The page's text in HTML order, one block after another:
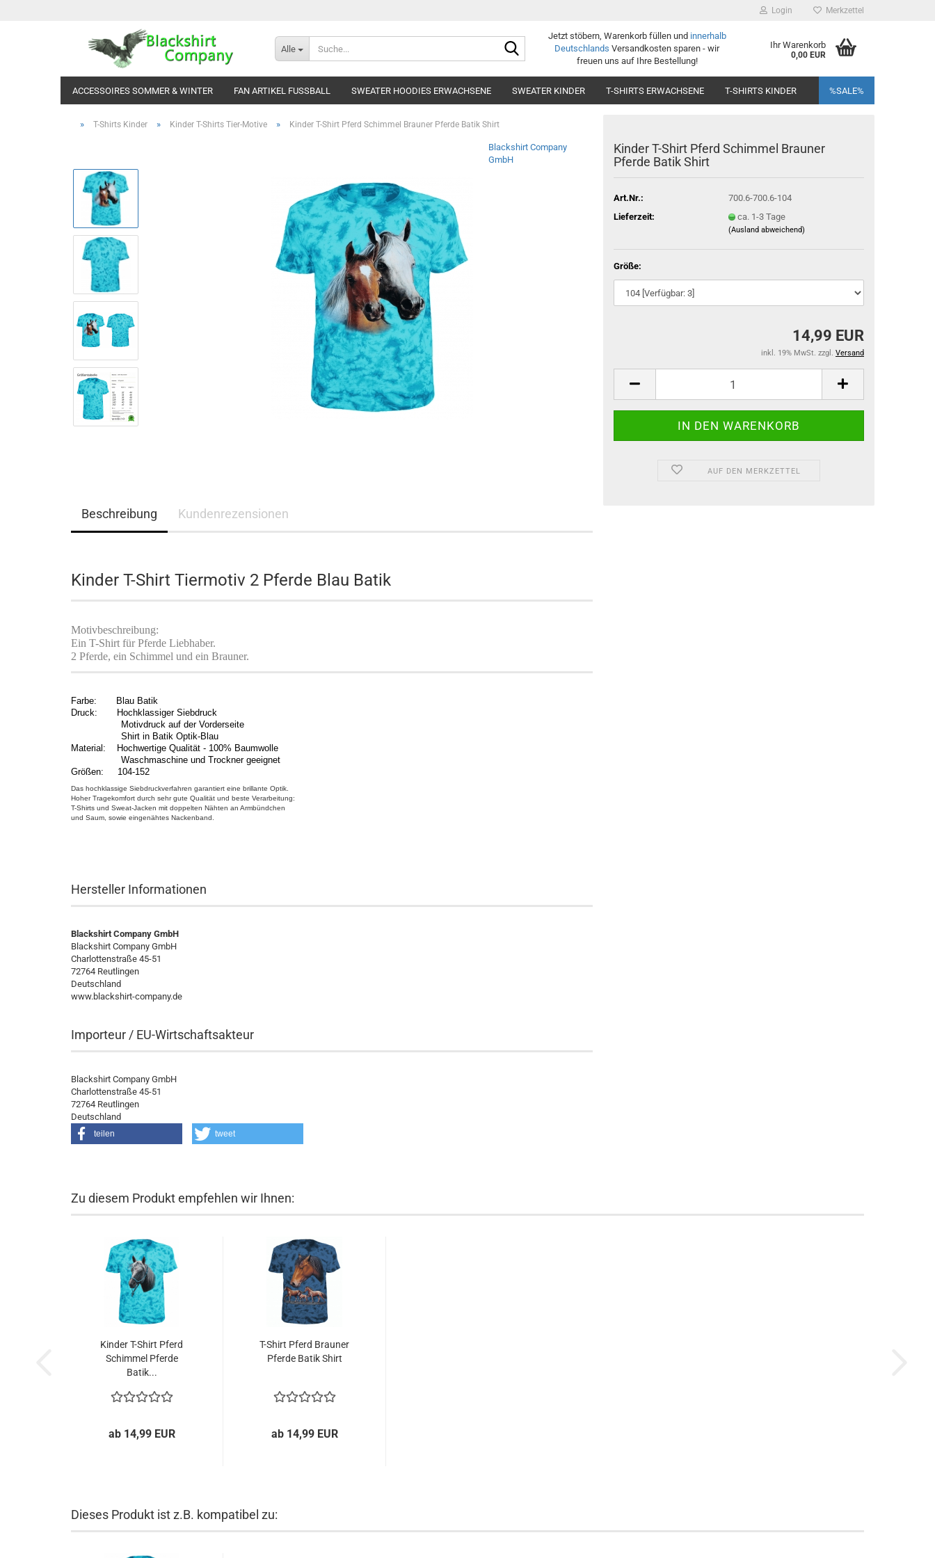
Login Merkzettel
Alle
Suche...
Jetzt stöbern, Warenkorb füllen und innerhalb
Deutschlands Versandkosten sparen - wir
freuen uns auf Ihre Bestellung!
Ihr Warenkorb
0,00 EUR
ACCESSOIRES SOMMER & WINTER FAN ARTIKEL FUSSBALL SWEATER HOODIES ERWACHSENE SWEATER KINDER T-SHIRTS ERWACHSENE T-SHIRTS KINDER %SALE%
» T-Shirts Kinder » Kinder T-Shirts Tier-Motive » Kinder T-Shirt Pferd Schimmel Brauner Pferde Batik Shirt
Blackshirt Company
GmbH
Kinder T-Shirt Pferd Schimmel Brauner
Pferde Batik Shirt
Art.Nr.:
700.6-700.6-104
Lieferzeit:
ca. 1-3 Tage
(Ausland abweichend)
Größe:
14,99 EUR
inkl. 19% MwSt. zzgl. Versand
AUF DEN MERKZETTEL
Beschreibung Kundenrezensionen
Kinder T-Shirt Tiermotiv 2 Pferde Blau Batik
Motivbeschreibung:
Ein T-Shirt für Pferde Liebhaber.
2 Pferde, ein Schimmel und ein Brauner.
Farbe: Blau Batik
Druck: Hochklassiger Siebdruck
Motivdruck auf der Vorderseite
Shirt in Batik Optik-Blau
Material: Hochwertige Qualität - 100% Baumwolle
Waschmaschine und Trockner geeignet
Größen: 104-152
Das hochklassige Siebdruckverfahren garantiert eine brillante Optik.
Hoher Tragekomfort durch sehr gute Qualität und beste Verarbeitung:
T-Shirts und Sweat-Jacken mit doppelten Nähten an Armbündchen
und Saum, sowie eingenähtes Nackenband.
Hersteller Informationen
Blackshirt Company GmbH
Blackshirt Company GmbH
Charlottenstraße 45-51
72764 Reutlingen
Deutschland
www.blackshirt-company.de
Importeur / EU-Wirtschaftsakteur
Blackshirt Company GmbH
Charlottenstraße 45-51
72764 Reutlingen
Deutschland
teilen tweet
Zu diesem Produkt empfehlen wir Ihnen:
Kinder T-Shirt Pferd
Schimmel Pferde
Batik...
ab 14,99 EUR
T-Shirt Pferd Brauner
Pferde Batik Shirt
ab 14,99 EUR
Dieses Produkt ist z.B. kompatibel zu: